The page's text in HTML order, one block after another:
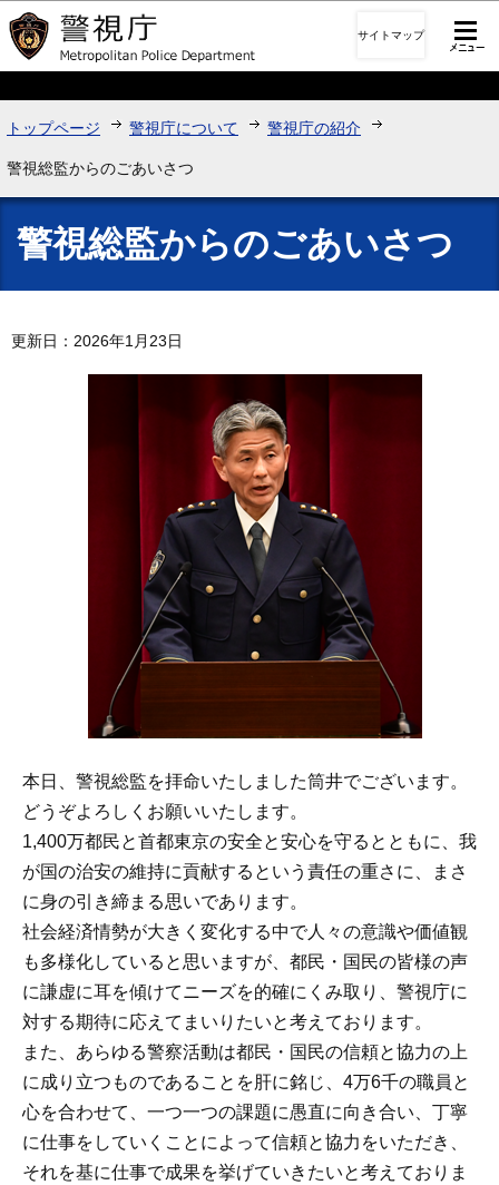
このページの本文へ移動
サイトマップ
トップページ 警視庁について 警視庁の紹介
警視総監からのごあいさつ
警視総監からのごあいさつ
更新日：2026年1月23日
本日、警視総監を拝命いたしました筒井でございます。
どうぞよろしくお願いいたします。
1,400万都民と首都東京の安全と安心を守るとともに、我
が国の治安の維持に貢献するという責任の重さに、まさ
に身の引き締まる思いであります。
社会経済情勢が大きく変化する中で人々の意識や価値観
も多様化していると思いますが、都民・国民の皆様の声
に謙虚に耳を傾けてニーズを的確にくみ取り、警視庁に
対する期待に応えてまいりたいと考えております。
また、あらゆる警察活動は都民・国民の信頼と協力の上
に成り立つものであることを肝に銘じ、4万6千の職員と
心を合わせて、一つ一つの課題に愚直に向き合い、丁寧
に仕事をしていくことによって信頼と協力をいただき、
それを基に仕事で成果を挙げていきたいと考えておりま